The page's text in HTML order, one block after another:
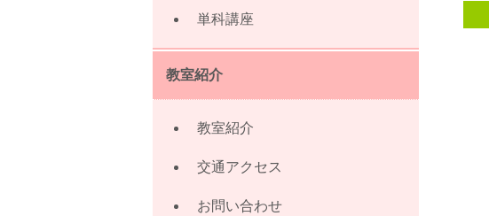
単科講座
教室紹介
教室紹介
交通アクセス
お問い合わせ